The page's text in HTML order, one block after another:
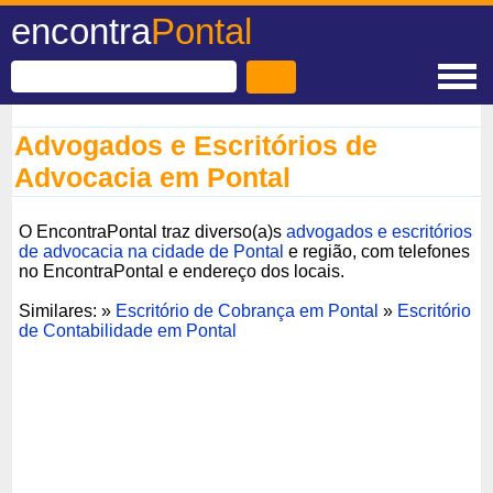
encontraPontal
Advogados e Escritórios de
Advocacia em Pontal
O EncontraPontal traz diverso(a)sadvogados e escritórios
de advocacia na cidade de Pontal e região, com telefones
no EncontraPontal e endereço dos locais.
Similares: » Escritório de Cobrança em Pontal » Escritório
de Contabilidade em Pontal